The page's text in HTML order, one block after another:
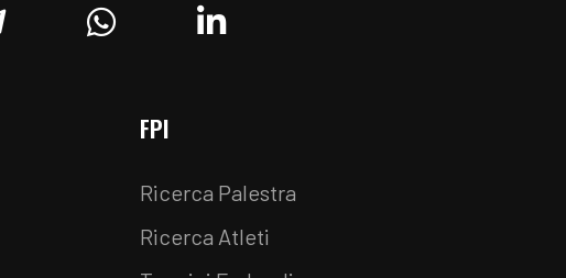
FPI
Ricerca Palestra
Ricerca Atleti